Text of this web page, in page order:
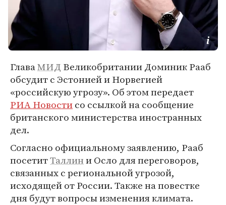
ГлаваМИД Великобритании Доминик Рааб
обсудит с Эстонией и Норвегией
«российскую угрозу». Об этом передает
РИА Новостисо ссылкой на сообщение
британского министерства иностранных
дел.
Согласно официальному заявлению, Рааб
посетитТаллини Осло для переговоров,
связанных с региональной угрозой,
исходящей от России. Также на повестке
дня будут вопросы изменения климата.